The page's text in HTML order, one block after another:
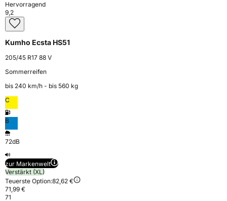
Hervorragend
9,2
Kumho Ecsta HS51
205/45 R17 88 V
Sommerreifen
bis 240 km⁠/⁠h - bis 560 kg
C
B
72dB
zur Markenwelt
Verstärkt (XL)
Teuerste Option:82,62 €
71,99 €
71